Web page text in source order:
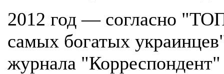
2012 год — согласно
самых богатых
журнала "Корреспондент"